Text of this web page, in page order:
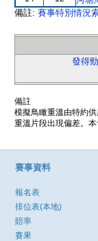
備註: 賽事特別情況
發得勁
備註
模擬鳥瞰重溫由特約
重溫片段出現偏差。
賽事資料
報名表
排位表(本地)
賠率
賽果